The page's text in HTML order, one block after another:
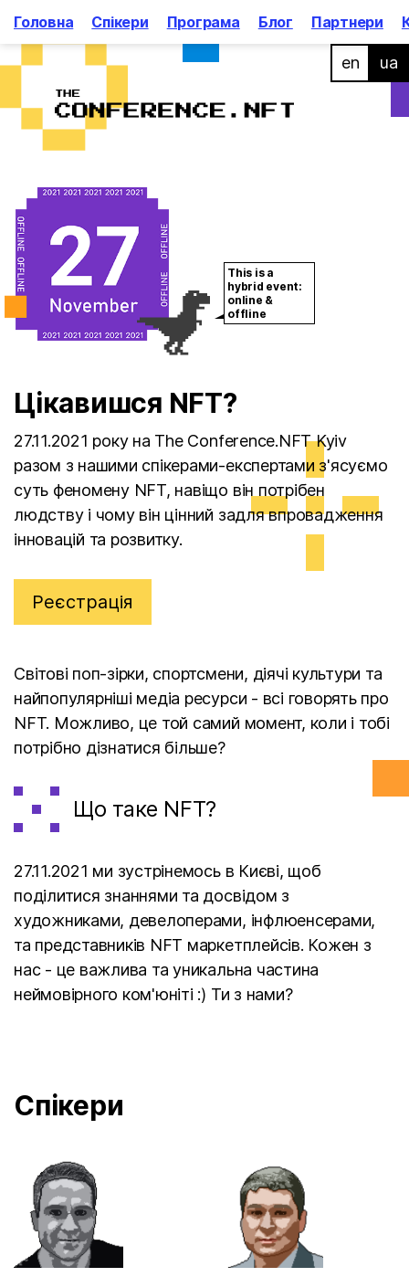
This is a
hybrid event:
online &
offline
en ua
Цікавишся NFT?
27.11.2021 року на The Conference.NFT Kyiv
разом з нашими спікерами-експертами з'ясуємо
суть феномену NFT, навіщо він потрібен
людству і чому він цінний задля впровадження
інновацій та розвитку.
Реєстрація
Світові поп-зірки, спортсмени, діячі культури та
найпопулярніші медіа ресурси - всі говорять про
NFT. Можливо, це той самий момент, коли і тобі
потрібно дізнатися більше?
Що таке NFT?
27.11.2021 ми зустрінемось в Києві, щоб
поділитися знаннями та досвідом з
художниками, девелоперами, інфлюенсерами,
та представників NFT маркетплейсів. Кожен з
нас - це важлива та уникальна частина
неймовірного ком'юніті :) Ти з нами?
Спікери
Головна Спікери Програма Блог Партнери
Sister-Event Як це Було